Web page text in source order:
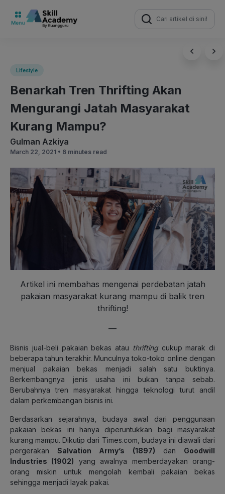
Search
for:
Lifestyle
Benarkah Tren Thrifting Akan
Mengurangi Jatah Masyarakat
Kurang Mampu?
Gulman Azkiya
March 22, 2021 • 6 minutes read
Artikel ini membahas mengenai perdebatan jatah
pakaian masyarakat kurang mampu di balik tren
thrifting!
—
Bisnis jual-beli pakaian bekas atau thriftingcukup marak di
beberapa tahun terakhir. Munculnya toko-toko online dengan
menjual pakaian bekas menjadi salah satu buktinya.
Berkembangnya jenis usaha ini bukan tanpa sebab.
Berubahnya tren masyarakat hingga teknologi turut andil
dalam perkembangan bisnis ini.
Berdasarkan sejarahnya, budaya awal dari penggunaan
pakaian bekas ini hanya diperuntukkan bagi masyarakat
kurang mampu. Dikutip dari Times.com, budaya ini diawali dari
pergerakanSalvation Army’s (1897) dan Goodwill
Industries (1902) yang awalnya memberdayakan orang-
orang miskin untuk mengolah kembali pakaian bekas
sehingga menjadi layak pakai.